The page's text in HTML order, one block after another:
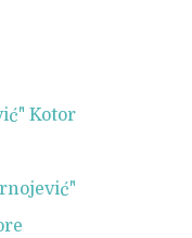
Kotor